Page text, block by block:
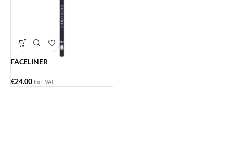
FACELINER
€24.00 Incl. VAT